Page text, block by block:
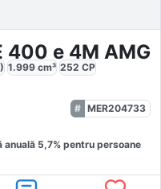
400 e 4M AMG
1.999 cm³ 252 CP
MER204733
anuală 5,7% pentru persoane